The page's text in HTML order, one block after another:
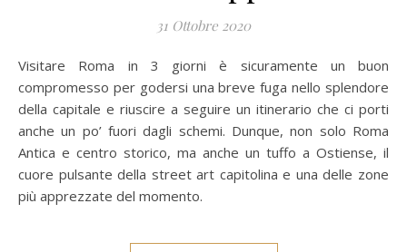
31 Ottobre 2020
Visitare Roma in 3 giorni è sicuramente un buon
compromesso per godersi una breve fuga nello splendore
della capitale e riuscire a seguire un itinerario che ci porti
anche un po’ fuori dagli schemi. Dunque, non solo Roma
Antica e centro storico, ma anche un tuffo a Ostiense, il
cuore pulsante della street art capitolina e una delle zone
più apprezzate del momento.